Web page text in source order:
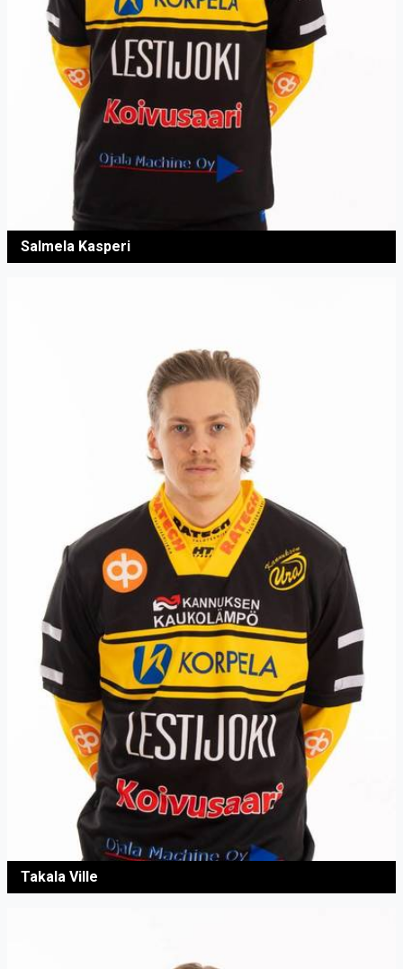
Salmela Kasperi
Takala Ville